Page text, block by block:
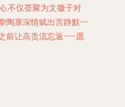
,不仅荟聚为文徽子对
陶禀深情赋出言静默一
前让高贵流忘返——愿